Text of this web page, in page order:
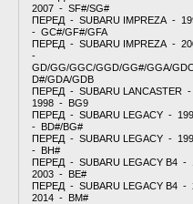
2007 - SF#/SG#
ПЕРЕД - SUBARU IMPREZA -
- GC#/GF#/GFA
ПЕРЕД - SUBARU IMPREZA -
-
GD/GG/GGC/GGD/GG#/GGA/
D#/GDA/GDB
ПЕРЕД - SUBARU LANCASTER
1998 - BG9
ПЕРЕД - SUBARU LEGACY -
- BD#/BG#
ПЕРЕД - SUBARU LEGACY -
- BH#
ПЕРЕД - SUBARU LEGACY B4 -
2003 - BE#
ПЕРЕД - SUBARU LEGACY B4 -
2014 - BM#